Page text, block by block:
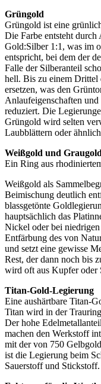
Grüngold
Grüngold ist eine
Die Farbe entsteht
Gold:Silber 1:1, was im
entspricht, bei dem der
Falle der Silberanteil
hell. Bis zu einem Drittel
ersetzen, was den
Anlaufeigenschaften
reduziert. Die
Grüngold wird selten
Laubblättern oder
Weißgold und Graugold
Ein Ring aus
Weißgold als
Beimischung deutlich
blassgetönte
hauptsächlich das
Nickel oder bei
Entfärbung des von
und setzt eine gewisse
Rest, der dann noch bis
wird oft aus Kupfer oder
Titan-Gold-Legierung
Eine aushärtbare Titan-
Titan wird in der
Der hohe
machen den Werkstoff
mit der von 750
ist die Legierung beim
Sauerstoff und Stickstoff.